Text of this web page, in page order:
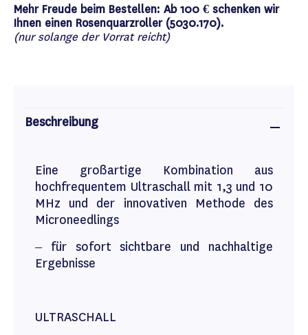
Mehr Freude beim Bestellen: Ab 100 € schenken wir
Ihnen einen Rosenquarzroller (5030.170).
(nur solange der Vorrat reicht)
Beschreibung
Eine großartige Kombination aus
hochfrequentem Ultraschall mit 1,3 und 10
MHz und der innovativen Methode des
Microneedlings
– für sofort sichtbare und nachhaltige
Ergebnisse
ULTRASCHALL